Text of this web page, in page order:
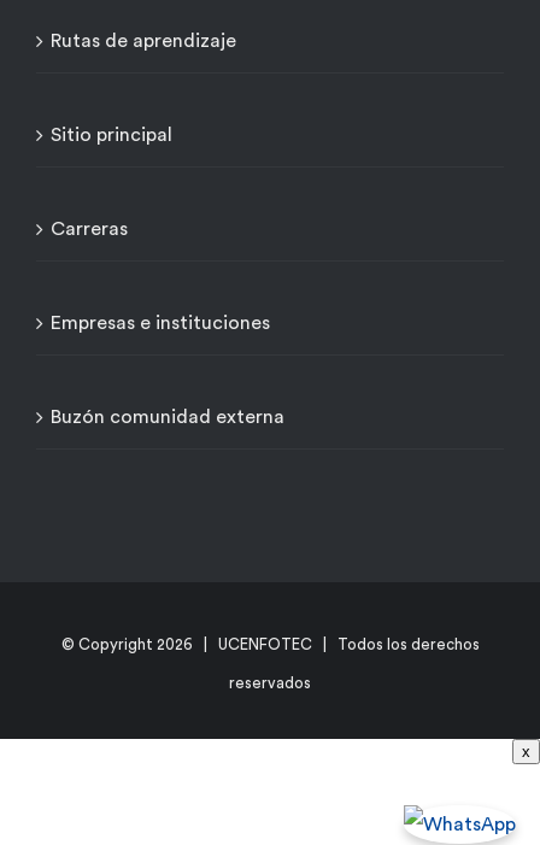
Rutas de aprendizaje
Sitio principal
Carreras
Empresas e instituciones
Buzón comunidad externa
© Copyright 2026 | UCENFOTEC | Todos los derechos
reservados
x